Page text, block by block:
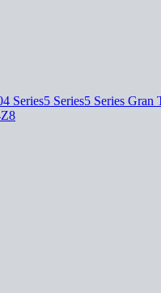
4 Series5 Series5 Series Gran
Z8